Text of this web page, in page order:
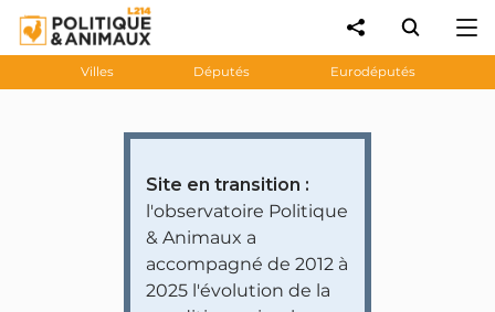
Villes Députés Eurodéputés
Site en transition :
l'observatoire Politique
& Animaux a
accompagné de 2012 à
2025 l'évolution de la